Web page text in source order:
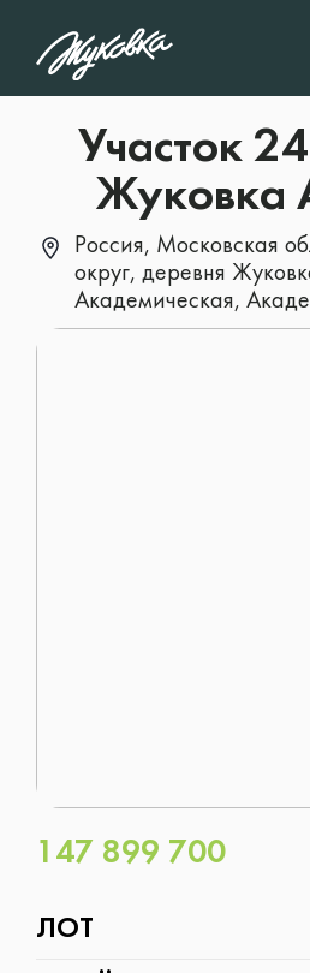
Участок
Жуковка
Россия, Московская
округ, деревня
Академическая,
147 899 700
ЛОТ
1/5
Какой
Дом